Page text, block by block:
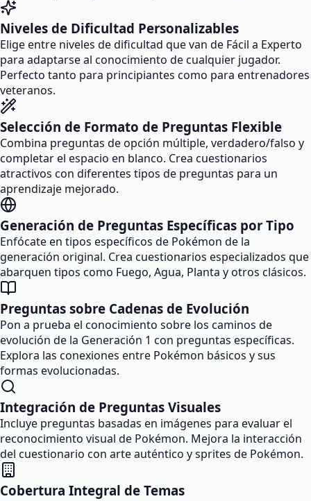
Niveles de Dificultad Personalizables
Elige entre niveles de dificultad que van de Fácil a Experto
para adaptarse al conocimiento de cualquier jugador.
Perfecto tanto para principiantes como para entrenadores
veteranos.
Selección de Formato de Preguntas Flexible
Combina preguntas de opción múltiple, verdadero/falso y
completar el espacio en blanco. Crea cuestionarios
atractivos con diferentes tipos de preguntas para un
aprendizaje mejorado.
Generación de Preguntas Específicas por Tipo
Enfócate en tipos específicos de Pokémon de la
generación original. Crea cuestionarios especializados que
abarquen tipos como Fuego, Agua, Planta y otros clásicos.
Preguntas sobre Cadenas de Evolución
Pon a prueba el conocimiento sobre los caminos de
evolución de la Generación 1 con preguntas específicas.
Explora las conexiones entre Pokémon básicos y sus
formas evolucionadas.
Integración de Preguntas Visuales
Incluye preguntas basadas en imágenes para evaluar el
reconocimiento visual de Pokémon. Mejora la interacción
del cuestionario con arte auténtico y sprites de Pokémon.
Cobertura Integral de Temas